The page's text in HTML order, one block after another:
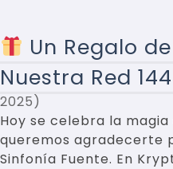
Un Regalo
Nuestra Red
2025
Hoy se celebra la magia
queremos agradecerte
Sinfonía Fuente. En